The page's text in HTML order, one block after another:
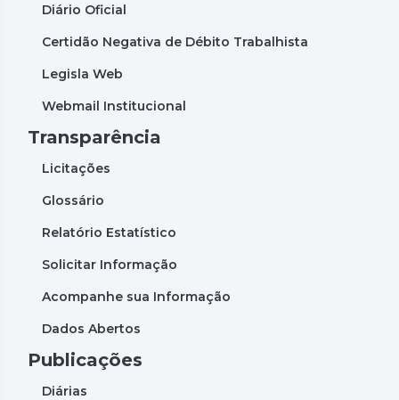
Diário Oficial
Certidão Negativa de Débito Trabalhista
Legisla Web
Webmail Institucional
Transparência
Licitações
Glossário
Relatório Estatístico
Solicitar Informação
Acompanhe sua Informação
Dados Abertos
Publicações
Diárias